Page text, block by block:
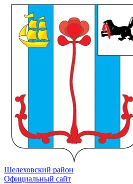
Шелеховский район
Официальный сайт